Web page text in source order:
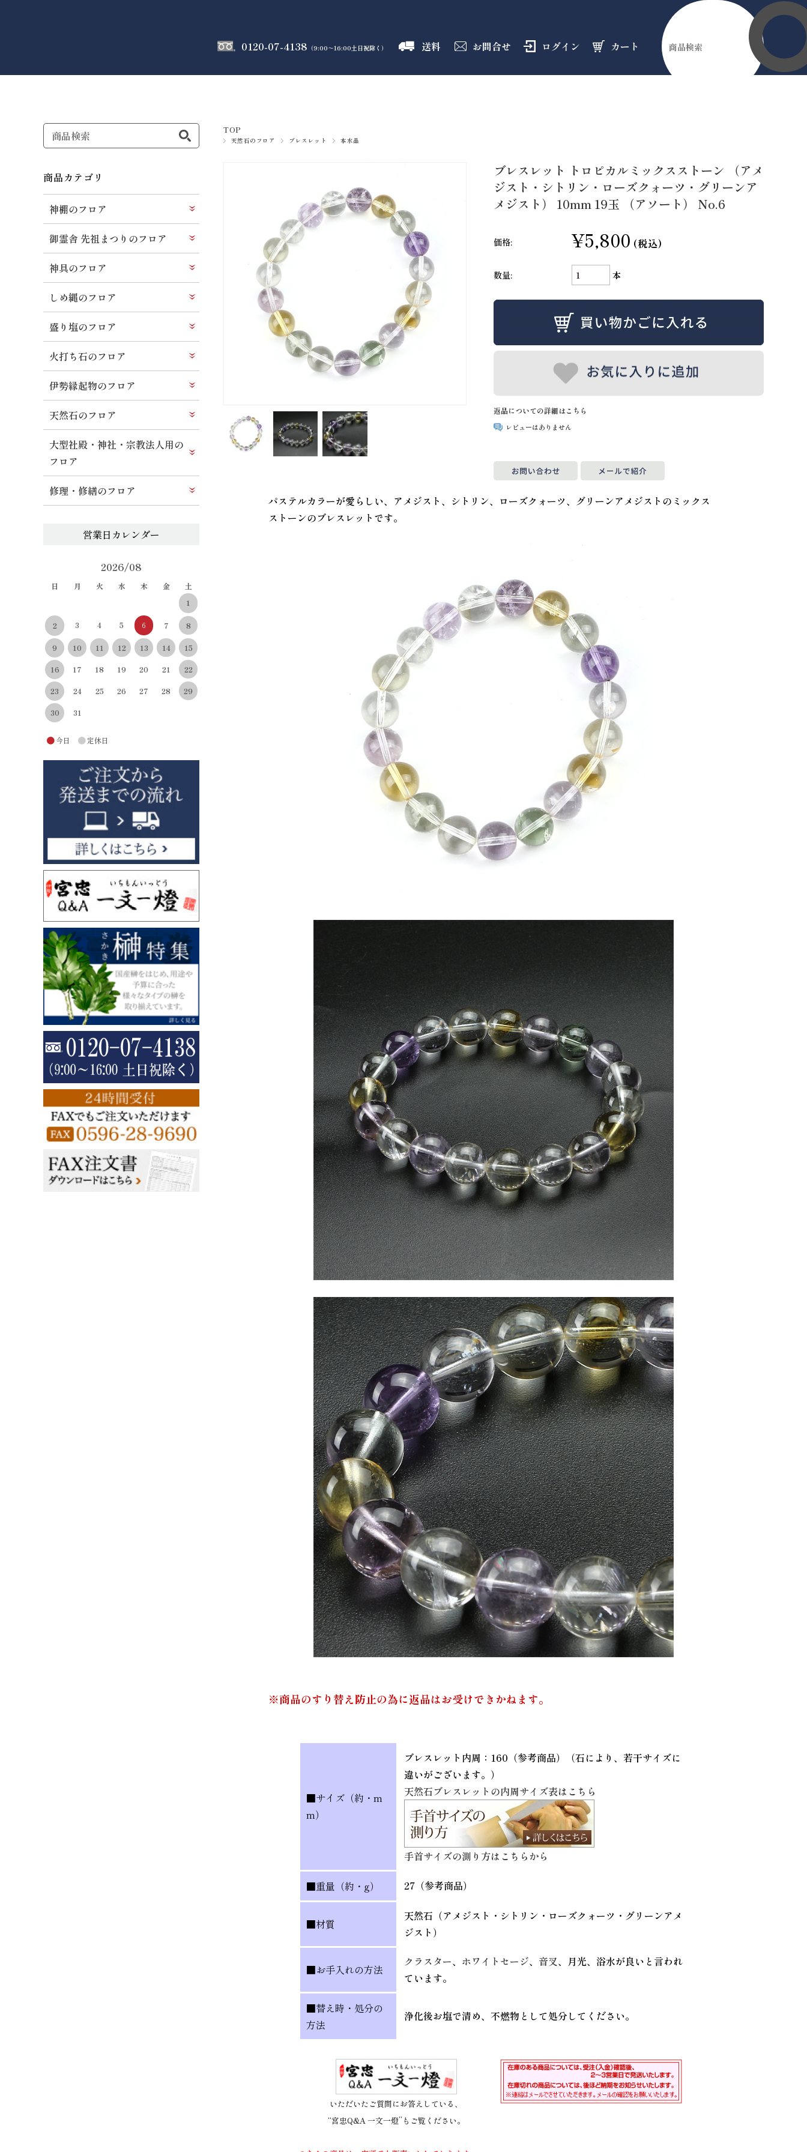
0120-07-4138 （9:00～16:00土日祝除く） 送料 お問合せ ログイン カート
TOP
天然石のフロア ブレスレット 本水晶
ブレスレット トロピカルミックスストーン （アメ
ジスト・シトリン・ローズクォーツ・グリーンア
メジスト） 10mm 19玉 （アソート） No.6
価格: ¥5,800 (税込)
数量: 本
返品についての詳細はこちら
レビューはありません
パステルカラーが愛らしい、アメジスト、シトリン、ローズクォーツ、グリーンアメジストのミックス
ストーンのブレスレットです。
※商品のすり替え防止の為に返品はお受けできかねます。
■サイズ（約・m
m）
ブレスレット内周：160（参考商品）（石により、若干サイズに
違いがございます。）
天然石ブレスレットの内周サイズ表はこちら
手首サイズの測り方はこちらから
■重量（約・g） 27（参考商品）
■材質
天然石（アメジスト・シトリン・ローズクォーツ・グリーンアメ
ジスト）
■お手入れの方法
クラスター、 ホワイトセージ、 音叉、月光、浴水が良いと言われ
ています。
■替え時・処分の
方法
浄化後お塩で清め、不燃物として処分してください。
いただいたご質問にお答えしている、
“宮忠Q&A 一文一燈”もご覧ください。
商品カテゴリ
神棚のフロア
御霊舎 先祖まつりのフロア
神具のフロア
しめ縄のフロア
盛り塩のフロア
火打ち石のフロア
伊勢縁起物のフロア
天然石のフロア
大型社殿・神社・宗教法人用の
フロア
修理・修繕のフロア
2026/08
日 月 火 水 木 金
土
1
2 3 4 5 6 7 8
9 10 11 12 13 14 15
16 17 18 19 20 21 22
23 24 25 26 27 28 29
30 31
●今日 ●定休日